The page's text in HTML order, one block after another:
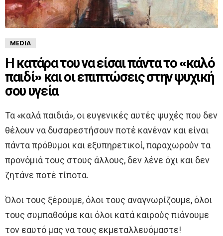
MEDIA
Η κατάρα του να είσαι πάντα το «καλό
παιδί» και οι επιπτώσεις στην ψυχική
σου υγεία
Τα «καλά παιδιά», οι ευγενικές αυτές ψυχές που δεν
θέλουν να δυσαρεστήσουν ποτέ κανέναν και είναι
πάντα πρόθυμοι και εξυπηρετικοί, παραχωρούν τα
προνόμιά τους στους άλλους, δεν λένε όχι και δεν
ζητάνε ποτέ τίποτα.
Όλοι τους ξέρουμε, όλοι τους αναγνωρίζουμε, όλοι
τους συμπαθούμε και όλοι κατά καιρούς πιάνουμε
τον εαυτό μας να τους εκμεταλλευόμαστε!